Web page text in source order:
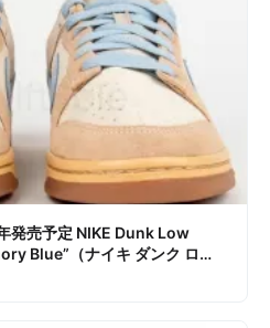
発売予定 NIKE Dunk Low
Blue”（ナイキ ダンク ロ